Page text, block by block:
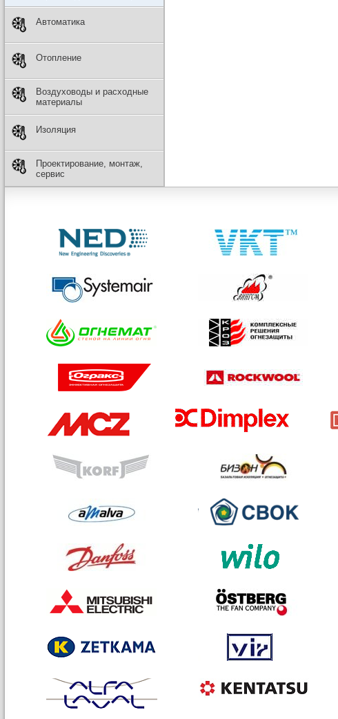
Автоматика
Отопление
Воздуховоды и расходные
материалы
Изоляция
Проектирование, монтаж,
сервис